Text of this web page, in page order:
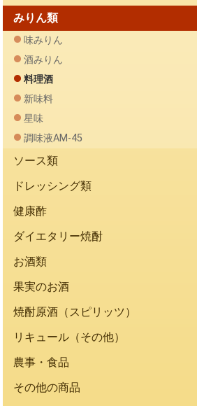
みりん類
味みりん
酒みりん
料理酒
新味料
星味
調味液AM-45
ソース類
ドレッシング類
健康酢
ダイエタリー焼酎
お酒類
果実のお酒
焼酎原酒（スピリッツ）
リキュール（その他）
農事・食品
その他の商品